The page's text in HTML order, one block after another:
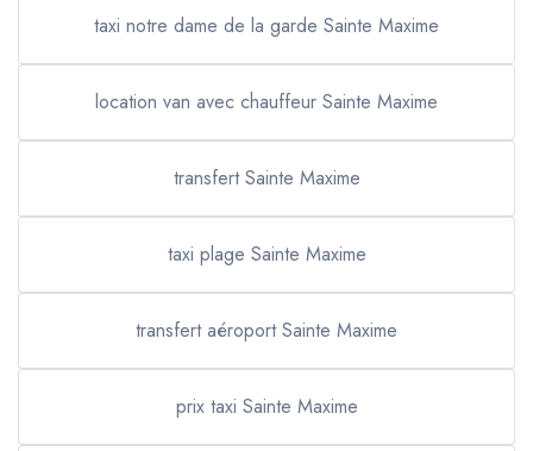
taxi notre dame de la garde Sainte Maxime
location van avec chauffeur Sainte Maxime
transfert Sainte Maxime
taxi plage Sainte Maxime
transfert aéroport Sainte Maxime
prix taxi Sainte Maxime